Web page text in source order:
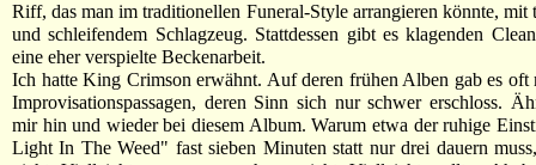
Riff, das man im traditionellen Funeral-Style arrangieren könnte, mit
und schleifendem Schlagzeug. Stattdessen gibt es klagenden
eine eher verspielte Beckenarbeit.
Ich hatte King Crimson erwähnt. Auf deren frühen Alben gab es oft
Improvisationspassagen, deren Sinn sich nur schwer erschloss.
mir hin und wieder bei diesem Album. Warum etwa der ruhige
Light In The Weed" fast sieben Minuten statt nur drei dauern